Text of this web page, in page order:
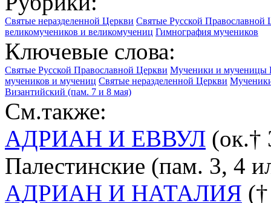
Святые неразделенной Церкви Святые Русской Православной
великомучеников и великомучениц Гимнография мучеников
Ключевые слова:
Святые Русской Православной Церкви Мученики и мученицы
мучеников и мучениц Святые неразделенной Церкви
Византийский (пам. 7 и 8 мая)
См.также:
АДРИАН И ЕВВУЛ (ок.†
Палестинские (пам. 3, 4
АДРИАН И НАТАЛИЯ